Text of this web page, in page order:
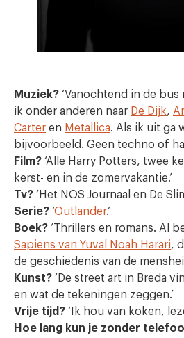
Muziek? ‘Vanochtend in de bus
ik onder anderen naar De Dijk,
Carter en Metallica. Als ik uit ga
bijvoorbeeld. Geen techno of
Film? ‘Alle Harry Potters, twee
kerst- en in de zomervakantie.’
Tv? ‘Het NOS Journaal en De
Serie? ‘Outlander.’
Boek? ‘Thrillers en romans. Al
Sapiens van Yuval Noah Harari,
de geschiedenis van de
Kunst? ‘De street art in Breda
en wat de tekeningen zeggen.’
Vrije tijd? ‘Ik hou van koken,
Hoe lang kun je zonder